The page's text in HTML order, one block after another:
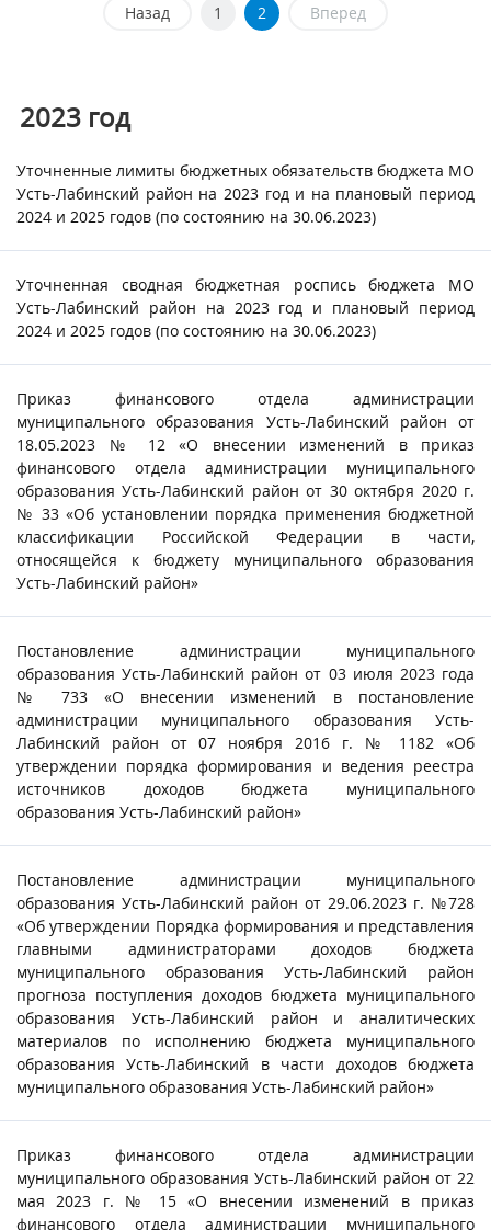
Назад 1 2 Вперед
2023 год
Уточненные лимиты бюджетных обязательств бюджета МО
Усть-Лабинский район на 2023 год и на плановый период
2024 и 2025 годов (по состоянию на 30.06.2023)
Уточненная сводная бюджетная роспись бюджета МО
Усть-Лабинский район на 2023 год и плановый период
2024 и 2025 годов (по состоянию на 30.06.2023)
Приказ финансового отдела администрации
муниципального образования Усть-Лабинский район от
18.05.2023 № 12 «О внесении изменений в приказ
финансового отдела администрации муниципального
образования Усть-Лабинский район от 30 октября 2020 г.
№ 33 «Об установлении порядка применения бюджетной
классификации Российской Федерации в части,
относящейся к бюджету муниципального образования
Усть-Лабинский район»
Постановление администрации муниципального
образования Усть-Лабинский район от 03 июля 2023 года
№ 733 «О внесении изменений в постановление
администрации муниципального образования Усть-
Лабинский район от 07 ноября 2016 г. № 1182 «Об
утверждении порядка формирования и ведения реестра
источников доходов бюджета муниципального
образования Усть-Лабинский район»
Постановление администрации муниципального
образования Усть-Лабинский район от 29.06.2023 г. №728
«Об утверждении Порядка формирования и представления
главными администраторами доходов бюджета
муниципального образования Усть-Лабинский район
прогноза поступления доходов бюджета муниципального
образования Усть-Лабинский район и аналитических
материалов по исполнению бюджета муниципального
образования Усть-Лабинский в части доходов бюджета
муниципального образования Усть-Лабинский район»
Приказ финансового отдела администрации
муниципального образования Усть-Лабинский район от 22
мая 2023 г. № 15 «О внесении изменений в приказ
финансового отдела администрации муниципального